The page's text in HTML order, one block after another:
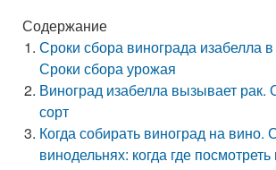
Содержание
Сроки сбора винограда изабелла
Сроки сбора урожая
Виноград изабелла вызывает рак.
сорт
Когда собирать виноград на вино.
винодельнях: когда где посмотреть